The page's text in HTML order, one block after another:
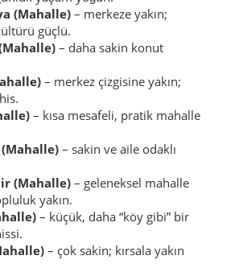
ve köyler
kısa açıklamalı)
(Mahalle)
yaşam yoğun.
(Mahalle)
güçlü.
– kısa mesafeli, pratik mahalle